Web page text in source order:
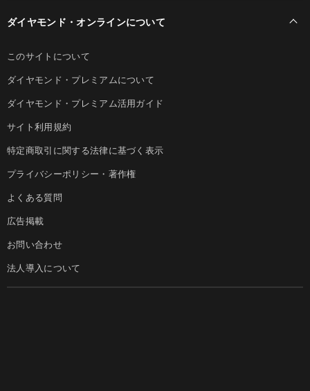
ダイヤモンド・オンラインについて
このサイトについて
ダイヤモンド・プレミアムについて
ダイヤモンド・プレミアム活用ガイド
サイト利用規約
特定商取引に関する法律に基づく表示
プライバシーポリシー・著作権
よくある質問
広告掲載
お問い合わせ
法人導入について